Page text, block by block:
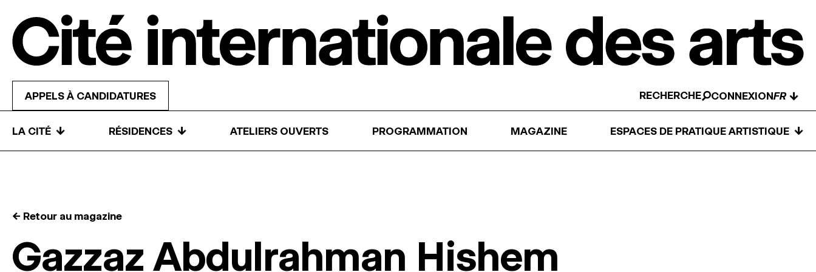
APPELS À CANDIDATURES RECHERCHE CONNEXION ↓
LA CITÉ ↓ RÉSIDENCES ↓ ATELIERS OUVERTS PROGRAMMATION MAGAZINE ESPACES DE PRATIQUE ARTISTIQUE ↓
← Retour au magazine
Gazzaz Abdulrahman Hishem